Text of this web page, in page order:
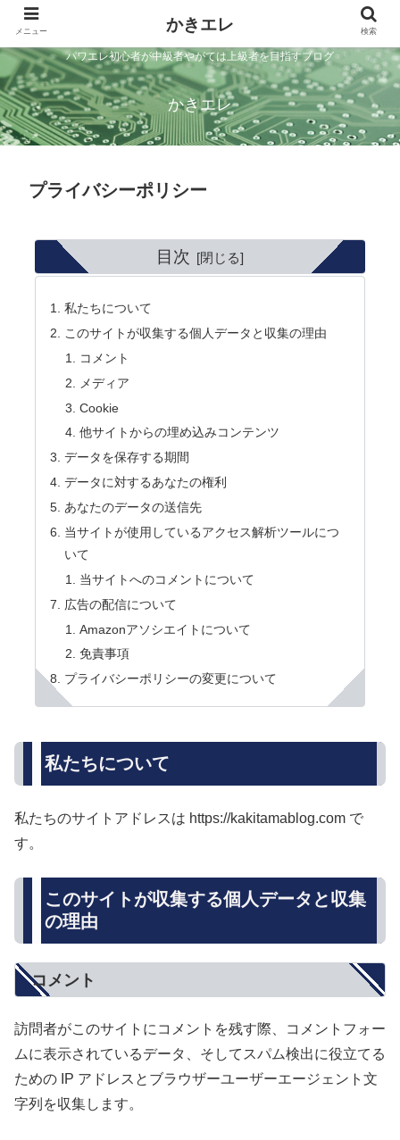
パワエレ初心者が中級者やがては上級者を目指すブログ
かきエレ
プライバシーポリシー
目次
私たちについて
このサイトが収集する個人データと収集の理由
コメント
メディア
Cookie
他サイトからの埋め込みコンテンツ
データを保存する期間
データに対するあなたの権利
あなたのデータの送信先
当サイトが使用しているアクセス解析ツールにつ
いて
当サイトへのコメントについて
広告の配信について
Amazonアソシエイトについて
免責事項
プライバシーポリシーの変更について
私たちについて
私たちのサイトアドレスは https://kakitamablog.com で
す。
このサイトが収集する個人データと収集
の理由
コメント
訪問者がこのサイトにコメントを残す際、コメントフォー
ムに表示されているデータ、そしてスパム検出に役立てる
ための IP アドレスとブラウザーユーザーエージェント文
字列を収集します。
メニュー かきエレ 検索